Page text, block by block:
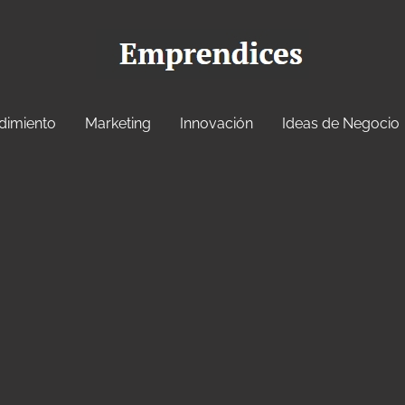
Marketing Innovación Ideas de Negocio